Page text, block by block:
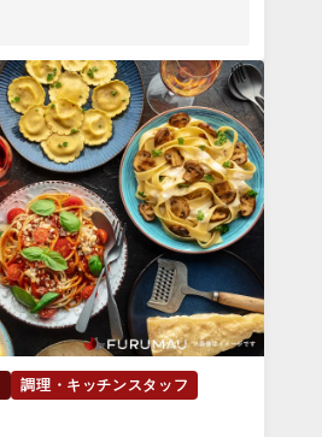
調理・キッチンスタッフ